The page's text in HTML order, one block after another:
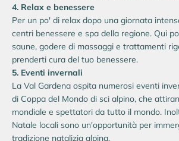
4. Relax e benessere
Per un po' di relax dopo una giornata
centri benessere e spa della regione. Qui
saune, godere di massaggi e trattamenti
prenderti cura del tuo benessere.
5. Eventi invernali
La Val Gardena ospita numerosi eventi
di Coppa del Mondo di sci alpino, che
mondiale e spettatori da tutto il mondo.
Natale locali sono un'opportunità per
tradizione natalizia alpina.